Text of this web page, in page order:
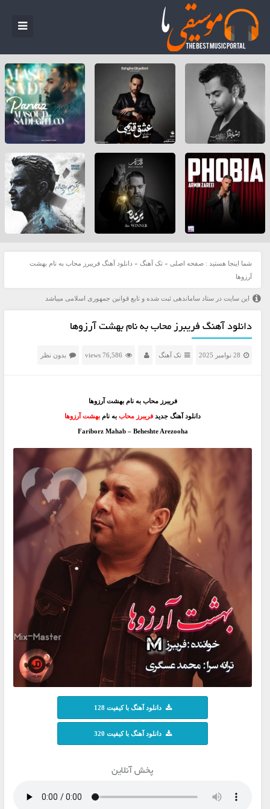
شما اینجا هستید : صفحه اصلی » تک آهنگ » دانلود آهنگ فریبرز محاب به نام بهشت
آرزوها
این سایت در ستاد ساماندهی ثبت شده و تابع قوانین جمهوری اسلامی میباشد
دانلود آهنگ فریبرز محاب به نام بهشت آرزوها
28 نوامبر 2025 تک آهنگ 76,586 views بدون نظر
فریبرز محاب به نام بهشت آرزوها
دانلود آهنگ جدیدفریبرز محاببه نام بهشت آرزوها
Fariborz Mahab – Beheshte Arezooha
دانلود آهنگ با کیفیت 128
دانلود آهنگ با کیفیت 320
پخش آنلاین